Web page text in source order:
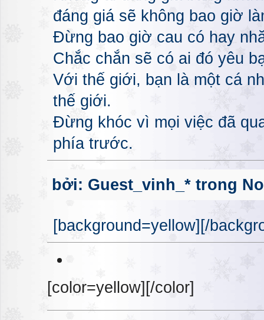
đáng giá sẽ không bao giờ
Đừng bao giờ cau có hay
Chắc chắn sẽ có ai đó yêu
Với thế giới, bạn là một cá
thế giới.
Đừng khóc vì mọi việc đã
phía trước.
bởi: Guest_vinh_* trong
[background=yellow][/
[color=yellow][/color]